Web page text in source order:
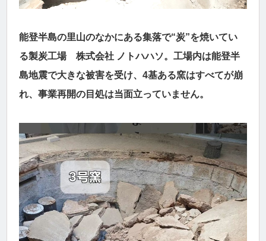
能登半島の里山のなかにある集落で“炭”を焼いてい
る製炭工場 株式会社 ノトハハソ。工場内は能登半
島地震で大きな被害を受け、4基ある窯はすべてが崩
れ、事業再開の目処は当面立っていません。